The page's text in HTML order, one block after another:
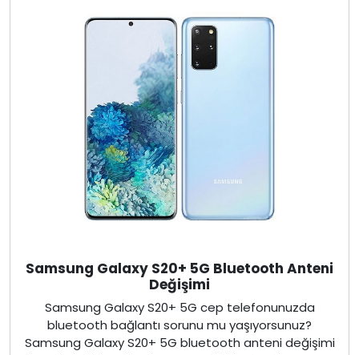
Samsung Galaxy S20+ 5G Bluetooth Anteni
Değişimi
Samsung Galaxy S20+ 5G cep telefonunuzda
bluetooth bağlantı sorunu mu yaşıyorsunuz?
Samsung Galaxy S20+ 5G bluetooth anteni değişimi